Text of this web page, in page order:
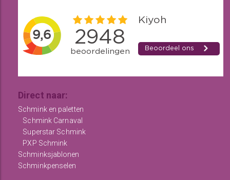
Direct naar:
Schmink en paletten
Schmink Carnaval
Superstar Schmink
PXP Schmink
Schminksjablonen
Schminkpenselen